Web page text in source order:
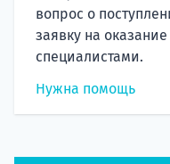
вопрос о
заявку на
специалистами.
Нужна помощь